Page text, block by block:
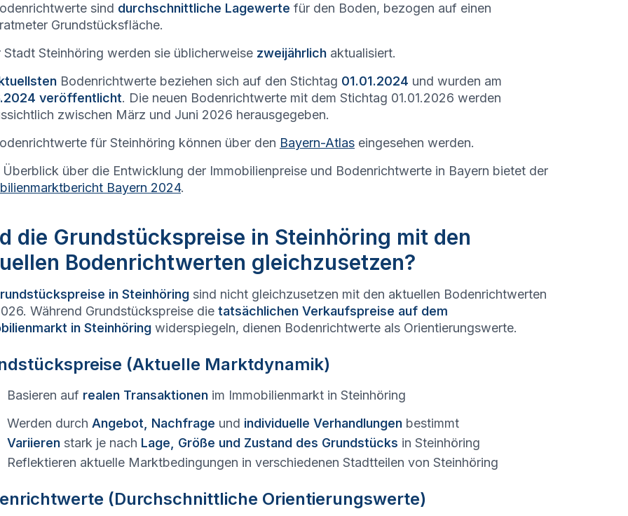
sind durchschnittliche Lagewerte für den Boden, bezogen auf einen
Grundstücksfläche.
Stadt Steinhöring werden sie üblicherweise zweijährlich aktualisiert.
Bodenrichtwerte beziehen sich auf den Stichtag 01.01.2024 und wurden am
veröffentlicht. Die neuen Bodenrichtwerte mit dem Stichtag 01.01.2026 werden
zwischen März und Juni 2026 herausgegeben.
für Steinhöring können über den Bayern-Atlas eingesehen werden.
Überblick über die Entwicklung der Immobilienpreise und Bodenrichtwerte in Bayern bietet der
Bayern 2024.
die Grundstückspreise in Steinhöring mit den
Bodenrichtwerten gleichzusetzen?
in Steinhöring sind nicht gleichzusetzen mit den aktuellen Bodenrichtwerten
Während Grundstückspreise die tatsächlichen Verkaufspreise auf dem
in Steinhöring widerspiegeln, dienen Bodenrichtwerte als Orientierungswerte.
(Aktuelle Marktdynamik)
Basieren auf realen Transaktionen im Immobilienmarkt in Steinhöring
Werden durch Angebot, Nachfrage und individuelle Verhandlungen bestimmt
Variieren stark je nach Lage, Größe und Zustand des Grundstücks in Steinhöring
Reflektieren aktuelle Marktbedingungen in verschiedenen Stadtteilen von Steinhöring
(Durchschnittliche Orientierungswerte)